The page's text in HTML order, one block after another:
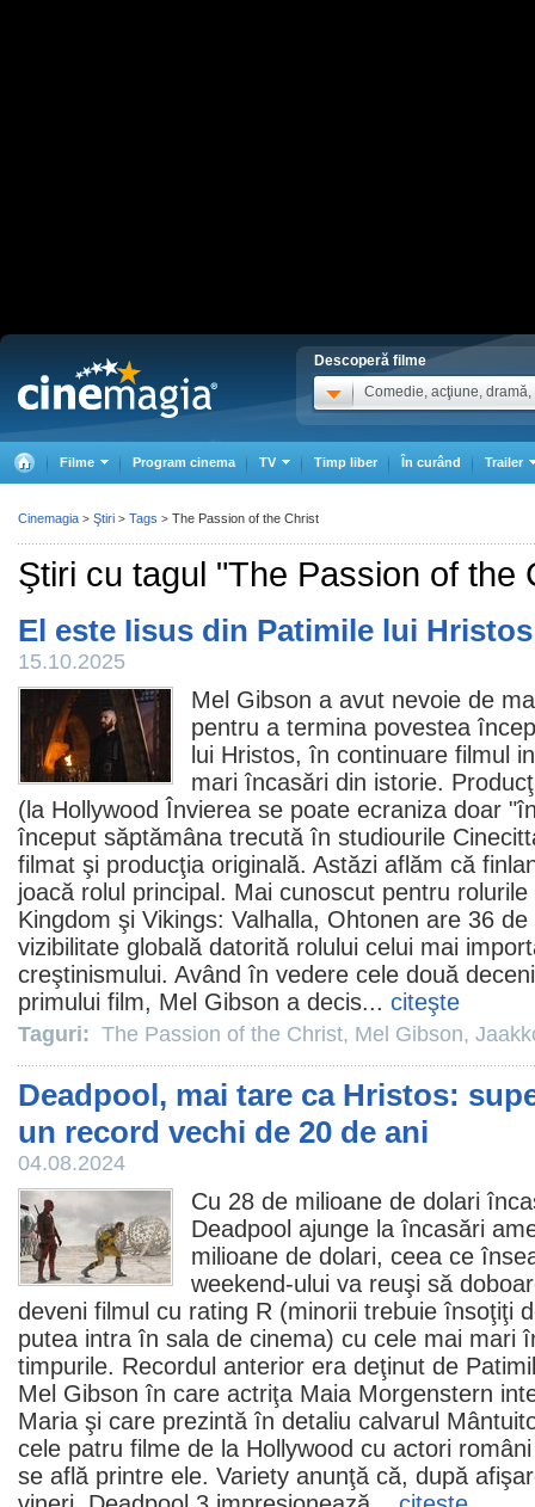
Descoperă filme
Comedie, acţiune, dramă,
Filme Program cinema TV Timp liber În curând Trailer
Ştiri cu tagul "The Passion of the
El este Iisus din Patimile lui
15.10.2025
Mel Gibson a avut nevoie de
pentru a termina povestea
lui Hristos, în continuare filmul
mari încasări din istorie.
(la Hollywood Învierea se poate ecraniza doar
început săptămâna trecută în studiourile
filmat şi producţia originală. Astăzi aflăm că
joacă rolul principal. Mai cunoscut pentru
Kingdom şi Vikings: Valhalla, Ohtonen are 36
vizibilitate globală datorită rolului celui mai
creştinismului. Având în vedere cele două
primului film, Mel Gibson a decis... citeşte
Taguri: The Passion of the Christ, Mel Gibson,
Deadpool, mai tare ca Hristos:
un record vechi de 20 de ani
04.08.2024
Cu 28 de milioane de dolari
Deadpool ajunge la încasări
milioane de dolari, ceea ce
weekend-ului va reuşi să
deveni filmul cu rating R (minorii trebuie însoţiţi
putea intra în sala de cinema) cu cele mai mari
timpurile. Recordul anterior era deţinut de
Mel Gibson în care actriţa Maia Morgenstern
Maria şi care prezintă în detaliu calvarul
cele patru filme de la Hollywood cu actori
se află printre ele. Variety anunţă că, după
Cinemagia > Ştiri > Tags > The Passion of the Christ